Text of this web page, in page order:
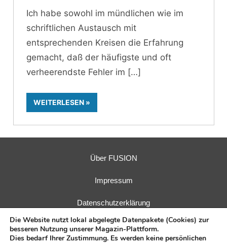
Ich habe sowohl im mündlichen wie im
schriftlichen Austausch mit
entsprechenden Kreisen die Erfahrung
gemacht, daß der häufigste und oft
verheerendste Fehler im
WEITERLESEN
Über FUSION
Impressum
Datenschutzerklärung
Die Website nutzt lokal abgelegte Datenpakete (Cookies) zur
besseren Nutzung unserer Magazin-Plattform.
Dies bedarf Ihrer Zustimmung. Es werden keine persönlichen